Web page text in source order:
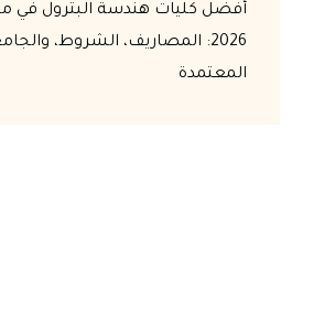
أفضل كليات هندسة البترول في
2026: المصاريف، الشروط،
المعتمدة